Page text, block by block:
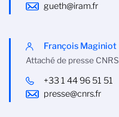
gueth@iram.fr
François Maginiot
Attaché de presse CNRS
+33 1 44 96 51 51
presse@cnrs.fr